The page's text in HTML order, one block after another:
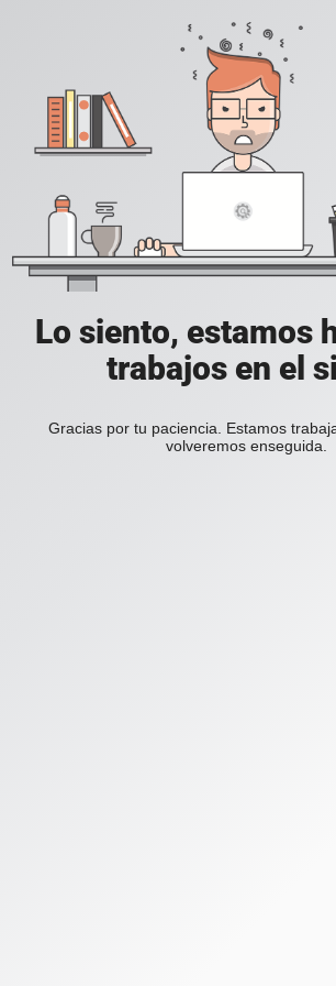
Lo siento, estamos
trabajos en el
Gracias por tu paciencia. Estamos
volveremos enseguida.